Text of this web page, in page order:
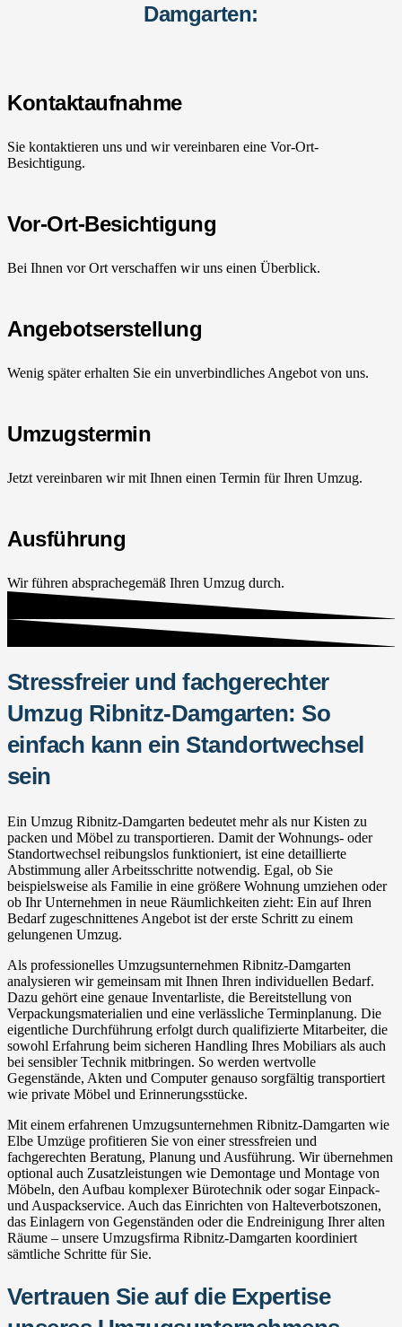
Damgarten:
Kontaktaufnahme
Sie kontaktieren uns und wir vereinbaren eine Vor-Ort-
Besichtigung.
Vor-Ort-Besichtigung
Bei Ihnen vor Ort verschaffen wir uns einen Überblick.
Angebotserstellung
Wenig später erhalten Sie ein unverbindliches Angebot von uns.
Umzugstermin
Jetzt vereinbaren wir mit Ihnen einen Termin für Ihren Umzug.
Ausführung
Wir führen absprachegemäß Ihren Umzug durch.
Stressfreier und fachgerechter
Umzug Ribnitz-Damgarten: So
einfach kann ein Standortwechsel
sein
Ein Umzug Ribnitz-Damgarten bedeutet mehr als nur Kisten zu
packen und Möbel zu transportieren. Damit der Wohnungs- oder
Standortwechsel reibungslos funktioniert, ist eine detaillierte
Abstimmung aller Arbeitsschritte notwendig. Egal, ob Sie
beispielsweise als Familie in eine größere Wohnung umziehen oder
ob Ihr Unternehmen in neue Räumlichkeiten zieht: Ein auf Ihren
Bedarf zugeschnittenes Angebot ist der erste Schritt zu einem
gelungenen Umzug.
Als professionelles Umzugsunternehmen Ribnitz-Damgarten
analysieren wir gemeinsam mit Ihnen Ihren individuellen Bedarf.
Dazu gehört eine genaue Inventarliste, die Bereitstellung von
Verpackungsmaterialien und eine verlässliche Terminplanung. Die
eigentliche Durchführung erfolgt durch qualifizierte Mitarbeiter, die
sowohl Erfahrung beim sicheren Handling Ihres Mobiliars als auch
bei sensibler Technik mitbringen. So werden wertvolle
Gegenstände, Akten und Computer genauso sorgfältig transportiert
wie private Möbel und Erinnerungsstücke.
Mit einem erfahrenen Umzugsunternehmen Ribnitz-Damgarten wie
Elbe Umzüge profitieren Sie von einer stressfreien und
fachgerechten Beratung, Planung und Ausführung. Wir übernehmen
optional auch Zusatzleistungen wie Demontage und Montage von
Möbeln, den Aufbau komplexer Bürotechnik oder sogar Einpack-
und Auspackservice. Auch das Einrichten von Halteverbotszonen,
das Einlagern von Gegenständen oder die Endreinigung Ihrer alten
Räume – unsere Umzugsfirma Ribnitz-Damgarten koordiniert
sämtliche Schritte für Sie.
Vertrauen Sie auf die Expertise